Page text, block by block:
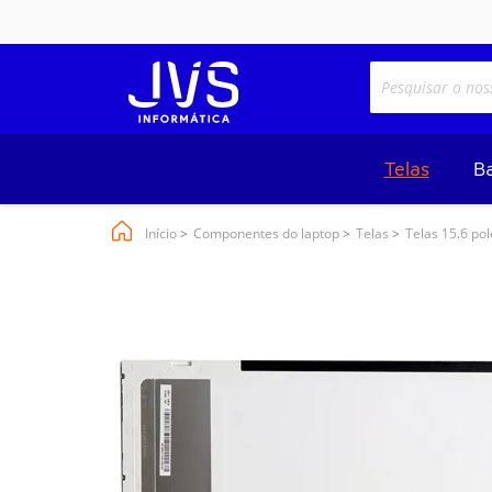
Telas
Início Componentes do laptop Telas Telas 15.6